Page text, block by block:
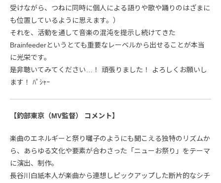
受けながら、つねに同時に個人による語りや歌や踊りのはざまに
も位置しているように思えます。）
それを、活動を通して音楽の混沌を提示し続けてきた
Brainfeederというとても重要なレーベルから出せることが本当
に光栄です。
是非聴いてみてください…！ 頑張りました！ よろしくお願いし
ます！ ﾊﾟｼｬｰ
【釣部東京（MV監督） コメント】
楽曲のエネルギーと祭り囃子のようにも聞こえる独特のリズムか
ら、あらゆる文化や要素が合わさった「ニューお祭り」をテーマ
に演出、制作。
長谷川白紙本人が楽曲から連想しピックアップした断片的なシチ